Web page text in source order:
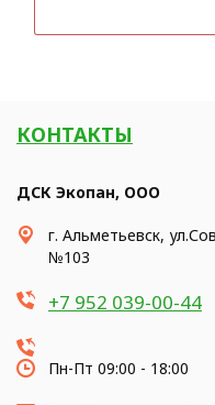
КОНТАКТЫ
ДСК Экопан, ООО
г. Альметьевск,
№103
+7 952 039-00-44
Пн-Пт 09:00 - 18:00